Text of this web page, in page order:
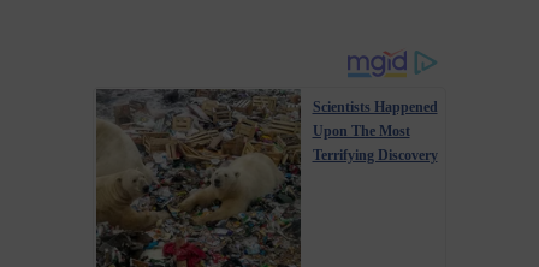
Scientists Happened
Upon The Most
Terrifying Discovery